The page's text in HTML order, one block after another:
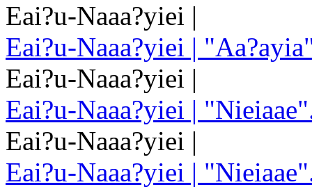
Eai?u-Naaa?yiei |
Eai?u-Naaa?yiei |
Eai?u-Naaa?yiei |
Eai?u-Naaa?yiei |
Eai?u-Naaa?yiei |
Eai?u-Naaa?yiei |